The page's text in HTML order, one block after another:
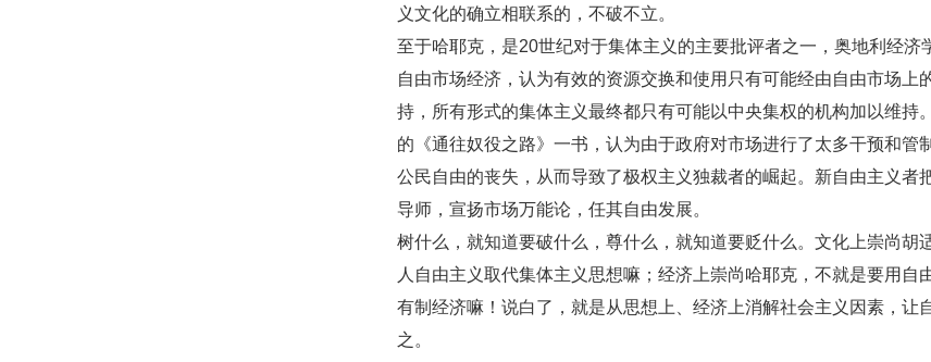
义文化的确立相联系的，不破不立。
至于哈耶克，是20世纪对于集体主义的主要批评者之一，奥地利经济
自由市场经济，认为有效的资源交换和使用只有可能经由自由市场上
持，所有形式的集体主义最终都只有可能以中央集权的机构加以维持
的《通往奴役之路》一书，认为由于政府对市场进行了太多干预和管
公民自由的丧失，从而导致了极权主义独裁者的崛起。新自由主义者
导师，宣扬市场万能论，任其自由发展。
树什么，就知道要破什么，尊什么，就知道要贬什么。文化上崇尚胡
人自由主义取代集体主义思想嘛；经济上崇尚哈耶克，不就是要用自
有制经济嘛！说白了，就是从思想上、经济上消解社会主义因素，让
之。